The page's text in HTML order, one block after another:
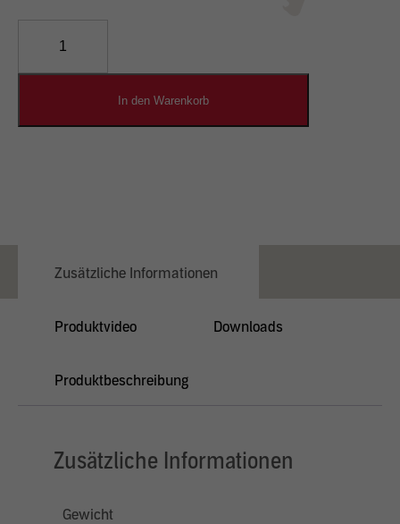
Designputz
In den Warenkorb
Zusätzliche Informationen
Produktvideo Downloads
Produktbeschreibung
Zusätzliche Informationen
Gewicht